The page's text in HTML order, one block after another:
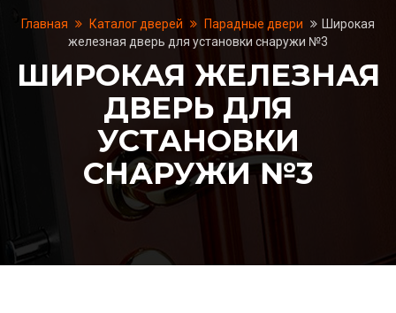
Главная Каталог дверей Парадные двери
Широкая
железная дверь для установки снаружи №3
ШИРОКАЯ ЖЕЛЕЗНАЯ
ДВЕРЬ ДЛЯ
УСТАНОВКИ
СНАРУЖИ №3